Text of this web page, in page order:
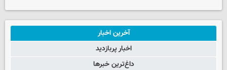
آخرین اخبار
اخبار پربازدید
داغ‌ترین خبرها